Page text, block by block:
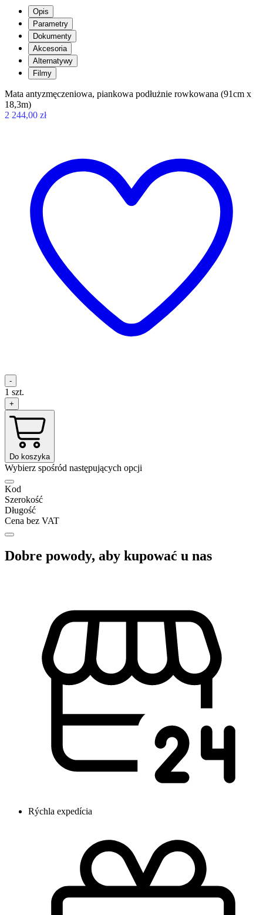
Opis
Parametry
Dokumenty
Akcesoria
Alternatywy
Filmy
Mata antyzmęczeniowa, piankowa podłużnie rowkowana (91cm x
18,3m)
2 244,00 zł
-
1 szt.
+
Do koszyka
Wybierz spośród następujących opcji
Kod
Szerokość
Długość
Cena bez VAT
Dobre powody, aby kupować u nas
Rýchla expedícia